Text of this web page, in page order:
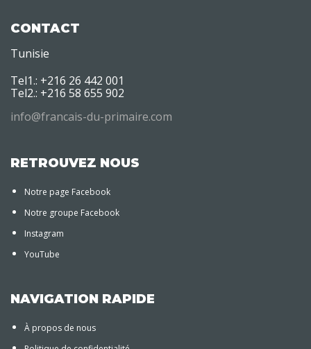
CONTACT
Tunisie
Tel1.: +216 26 442 001
Tel2.: +216 58 655 902
info@francais-du-primaire.com
RETROUVEZ NOUS
Notre page Facebook
Notre groupe Facebook
Instagram
YouTube
NAVIGATION RAPIDE
À propos de nous